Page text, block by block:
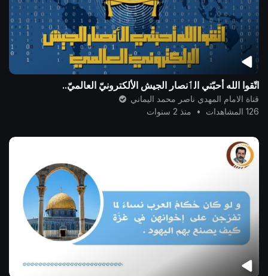
اتّقوا الله أحبّتي الٲنصار الجيش الألكترونيّ العالميّ..
قناة الامام المهدي ناصر محمد اليماني
126 المشاهدات
• منذ 2 سنوات